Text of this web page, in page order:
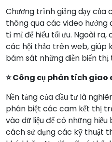
Chương trình giảng dạy của
thông qua các video hướng
tỉ mỉ để hiểu tối ưu. Ngoài
các hội thảo trên web, giúp
bám sát những diễn biến thị
⭐ Công cụ phân tích giao
Nền tảng của đầu tư là
phân biệt các cam kết thị
vào dữ liệu để có những
cách sử dụng các kỹ thuật